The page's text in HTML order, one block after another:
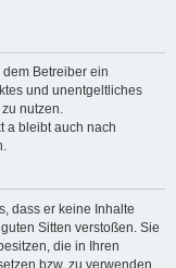
Betreiber ein
und unentgeltliches
nutzen.
a bleibt auch nach
dass er keine Inhalte
Sitten verstoßen. Sie
die in Ihren
bzw. zu verwenden.